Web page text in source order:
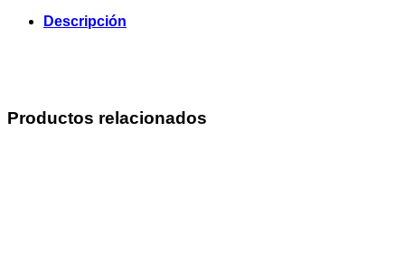
Descripción
Productos relacionados